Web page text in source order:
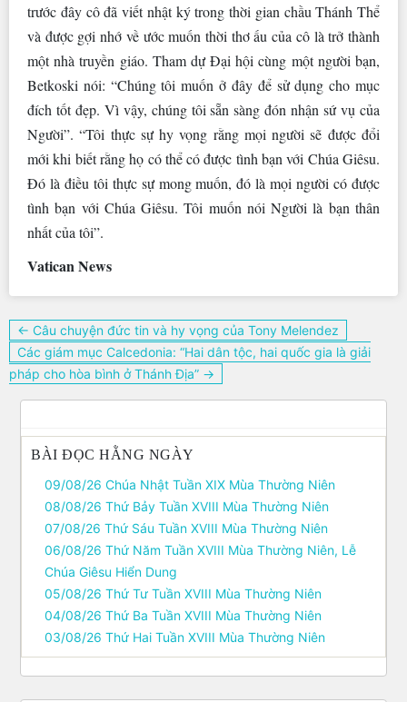
trước đây cô đã viết nhật ký trong thời gian chầu Thánh Thể
và được gợi nhớ về ước muốn thời thơ ấu của cô là trở thành
một nhà truyền giáo. Tham dự Đại hội cùng một người bạn,
Betkoski nói: “Chúng tôi muốn ở đây để sử dụng cho mục
đích tốt đẹp. Vì vậy, chúng tôi sẵn sàng đón nhận sứ vụ của
Người”. “Tôi thực sự hy vọng rằng mọi người sẽ được đổi
mới khi biết rằng họ có thể có được tình bạn với Chúa Giêsu.
Đó là điều tôi thực sự mong muốn, đó là mọi người có được
tình bạn với Chúa Giêsu. Tôi muốn nói Người là bạn thân
nhất của tôi”.
Vatican News
Điều
hướng
bài
viết
← Câu chuyện đức tin và hy vọng của Tony Melendez
Các giám mục Calcedonia: “Hai dân tộc, hai quốc gia là giải
pháp cho hòa bình ở Thánh Địa” →
BÀI ĐỌC HẰNG NGÀY
09/08/26 Chúa Nhật Tuần XIX Mùa Thường Niên
08/08/26 Thứ Bảy Tuần XVIII Mùa Thường Niên
07/08/26 Thứ Sáu Tuần XVIII Mùa Thường Niên
06/08/26 Thứ Năm Tuần XVIII Mùa Thường Niên, Lễ
Chúa Giêsu Hiển Dung
05/08/26 Thứ Tư Tuần XVIII Mùa Thường Niên
04/08/26 Thứ Ba Tuần XVIII Mùa Thường Niên
03/08/26 Thứ Hai Tuần XVIII Mùa Thường Niên